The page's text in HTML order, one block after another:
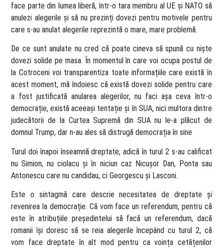
face parte din lumea liberă, într-o tara membru al UE și NATO să
anulezi alegerile și să nu prezinți dovezi pentru motivele pentru
care s-au anulat alegerile reprezintă o mare, mare problemă.
De ce sunt anulate nu cred că poate cineva să spună cu niște
dovezi solide pe masa. În momentul în care voi ocupa postul de
la Cotroceni voi transparentiza toate informațiile care există în
acest moment, mă îndoiesc că există dovezi solide pentru care
a fost justificată anularea alegerilor, nu faci așa ceva într-o
democrație, există aceeași tentație și în SUA, nici multora dintre
judecătorii de la Curtea Supremă din SUA nu le-a plăcut de
domnul Trump, dar n-au ales să distrugă democrația în sine
Turul doi înapoi înseamnă dreptate, adică în turul 2 s-au calificat
nu Simion, nu ciolacu și în niciun caz Nicușor Dan, Ponta sau
Antonescu care nu candidau, ci Georgescu și Lasconi.
Este o sintagmă care descrie necesitatea de dreptate și
revenirea la democrație. Că vom face un referendum, pentru că
este în atribuțiile președintelui să facă un referendum, dacă
romanii își doresc să se reia alegerile începând cu turul 2, că
vom face dreptate în alt mod pentru ca voința cetățenilor